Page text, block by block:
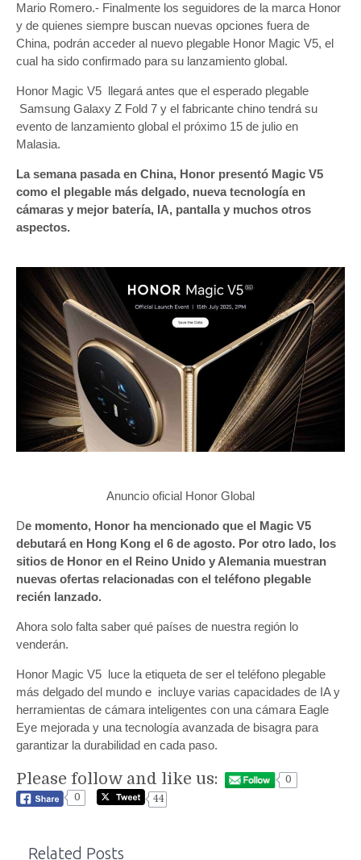
Mario Romero.- Finalmente los seguidores de la marca Honor
y de quienes siempre buscan nuevas opciones fuera de
China, podrán acceder al nuevo plegable Honor Magic V5, el
cual ha sido confirmado para su lanzamiento global.
Honor Magic V5 llegará antes que el esperado plegable
Samsung Galaxy Z Fold 7 y el fabricante chino tendrá su
evento de lanzamiento global el próximo 15 de julio en
Malasia.
La semana pasada en China, Honor presentó Magic V5
como el plegable más delgado, nueva tecnología en
cámaras y mejor batería, IA, pantalla y muchos otros
aspectos.
Anuncio oficial Honor Global
De momento, Honor ha mencionado que el Magic V5
debutará en Hong Kong el 6 de agosto. Por otro lado, los
sitios de Honor en el Reino Unido y Alemania muestran
nuevas ofertas relacionadas con el teléfono plegable
recién lanzado.
Ahora solo falta saber qué países de nuestra región lo
venderán.
Honor Magic V5 luce la etiqueta de ser el teléfono plegable
más delgado del mundo e incluye varias capacidades de IA y
herramientas de cámara inteligentes con una cámara Eagle
Eye mejorada y una tecnología avanzada de bisagra para
garantizar la durabilidad en cada paso.
Please follow and like us:
0
0
44
Related Posts